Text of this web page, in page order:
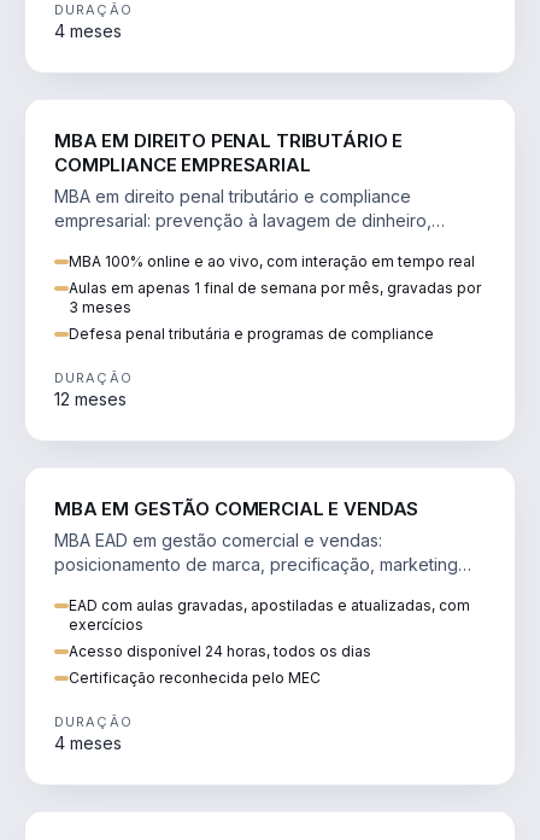
DURAÇÃO
4 meses
MBA EM DIREITO PENAL TRIBUTÁRIO E
COMPLIANCE EMPRESARIAL
MBA em direito penal tributário e compliance
empresarial: prevenção à lavagem de dinheiro,
MBA 100% online e ao vivo, com interação em tempo real
Aulas em apenas 1 final de semana por mês, gravadas por
3 meses
Defesa penal tributária e programas de compliance
DURAÇÃO
12 meses
MBA EM GESTÃO COMERCIAL E VENDAS
MBA EAD em gestão comercial e vendas:
posicionamento de marca, precificação, marketing
EAD com aulas gravadas, apostiladas e atualizadas, com
exercícios
Acesso disponível 24 horas, todos os dias
Certificação reconhecida pelo MEC
DURAÇÃO
4 meses